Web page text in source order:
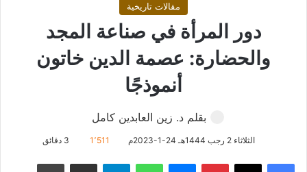
مقالات تاريخية
دور المرأة في صناعة المجد
والحضارة: عصمة الدين خاتون
أنموذجًا
بقلم د. زين العابدين كامل
الثلاثاء 2 رجب 1444هـ 24-1-2023م 1٬511
فيسبوك بينتيريست واتساب